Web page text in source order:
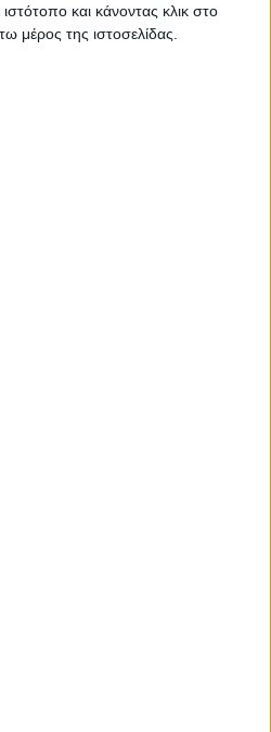
και κάνοντας κλικ στο
μέρος της ιστοσελίδας.